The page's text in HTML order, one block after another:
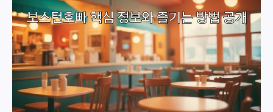
고
의
비
밀
장
소
공
개